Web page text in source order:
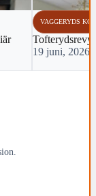
VAGGERYDS
19 juni, 2026